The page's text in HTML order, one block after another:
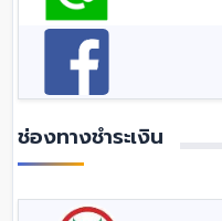
ช่องทางชำระเงิน